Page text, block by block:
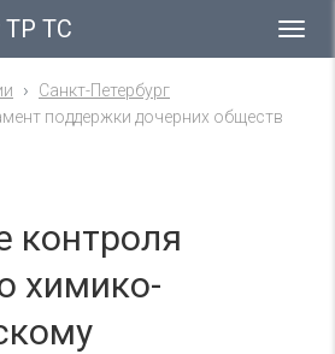
ТР ТС
Санкт-Петербург
поддержки дочерних обществ
контроля
химико-